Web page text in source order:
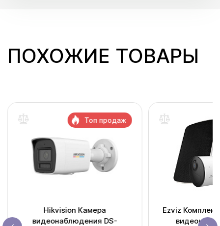
ПОХОЖИЕ ТОВАРЫ
Hikvision Камера
видеонаблюдения DS-
Топ продаж
Ezviz